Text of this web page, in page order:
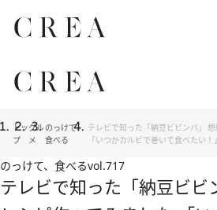
トッ
プ
グル
メ
のっけて、
食べる
テレビで知った「納豆ビビンバ」
「いつかカルビで巻いて食べたい！」
のっけて、食べるvol.717
テレビで知った「納豆ビビ